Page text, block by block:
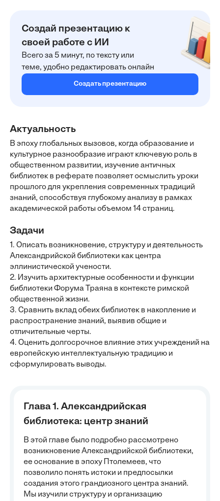
Создай презентацию к
своей работе с ИИ
Всего за 5 минут, по тексту или
теме, удобно редактировать онлайн
Создать презентацию
Актуальность
В эпоху глобальных вызовов, когда образование и
культурное разнообразие играют ключевую роль в
общественном развитии, изучение античных
библиотек в реферате позволяет осмыслить уроки
прошлого для укрепления современных традиций
знаний, способствуя глубокому анализу в рамках
академической работы объемом 14 страниц.
Задачи
1. Описать возникновение, структуру и деятельность
Александрийской библиотеки как центра
эллинистической учености.
2. Изучить архитектурные особенности и функции
библиотеки Форума Траяна в контексте римской
общественной жизни.
3. Сравнить вклад обеих библиотек в накопление и
распространение знаний, выявив общие и
отличительные черты.
4. Оценить долгосрочное влияние этих учреждений на
европейскую интеллектуальную традицию и
сформулировать выводы.
Глава 1. Александрийская
библиотека: центр знаний
В этой главе было подробно рассмотрено
возникновение Александрийской библиотеки,
ее основание в эпоху Птолемеев, что
позволило понять истоки и предпосылки
создания этого грандиозного центра знаний.
Мы изучили структуру и организацию